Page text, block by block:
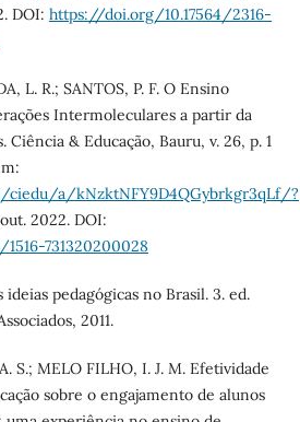
DOI: https://doi.org/10.17564/2316-
L. R.; SANTOS, P. F. O Ensino
Intermoleculares a partir da
Ciência & Educação, Bauru, v. 26, p. 1
a/kNzktNFY9D4QGybrkgr3qLf/?
2022. DOI:
731320200028
ideias pedagógicas no Brasil. 3. ed.
2011.
S.; MELO FILHO, I. J. M. Efetividade
sobre o engajamento de alunos